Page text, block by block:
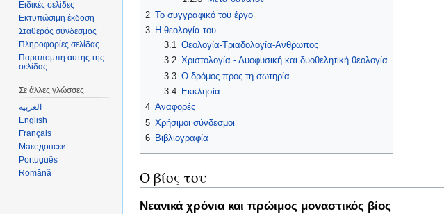
2 Το συγγραφικό του έργο
3 Η θεολογία του
3.1 Θεολογία-Τριαδολογία-Ανθρωπος
3.2 Χριστολογία - Δυοφυσική και δυοθελητική θεολογία
3.3 Ο δρόμος προς τη σωτηρία
3.4
Εκκλησία
4 Αναφορές
5 Χρήσιμοι σύνδεσμοι
6 Βιβλιογραφία
Ο βίος του
Νεανικά χρόνια και πρώιμος μοναστικός βίος
Ειδικές σελίδες
Εκτυπώσιμη έκδοση
Σταθερός σύνδεσμος
Πληροφορίες σελίδας
Παραπομπή αυτής της
σελίδας
Σε άλλες γλώσσες
العربية
English
Français
Македонски
Português
Română